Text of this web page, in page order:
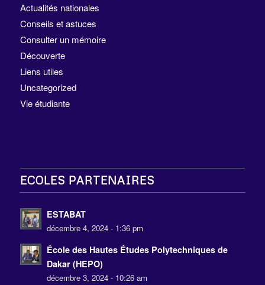
Actualités nationales
Conseils et astuces
Consulter un mémoire
Découverte
Liens utiles
Uncategorized
Vie étudiante
ECOLES PARTENAIRES
ESTABAT
décembre 4, 2024 - 1:36 pm
École des Hautes Études Polytechniques de
Dakar (HEPO)
décembre 3, 2024 - 10:26 am